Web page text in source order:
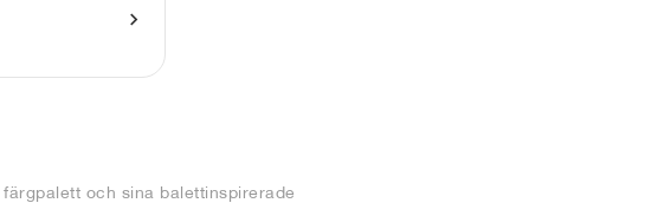
och sina balettinspirerade